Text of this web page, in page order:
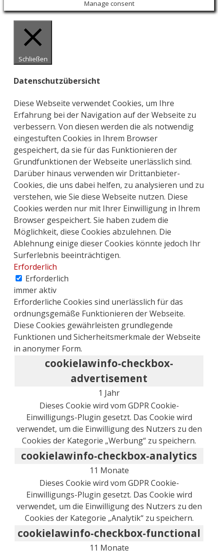
Manage consent
Schließen
Datenschutzübersicht
Diese Webseite verwendet Cookies, um Ihre
Erfahrung bei der Navigation auf der Webseite zu
verbessern. Von diesen werden die als notwendig
eingestuften Cookies in Ihrem Browser
gespeichert, da sie für das Funktionieren der
Grundfunktionen der Webseite unerlässlich sind.
Darüber hinaus verwenden wir Drittanbieter-
Cookies, die uns dabei helfen, zu analysieren und zu
verstehen, wie Sie diese Webseite nutzen. Diese
Cookies werden nur mit Ihrer Einwilligung in Ihrem
Browser gespeichert. Sie haben zudem die
Möglichkeit, diese Cookies abzulehnen. Die
Ablehnung einige dieser Cookies könnte jedoch Ihr
Surferlebnis beeinträchtigen.
Erforderlich
Erforderlich
immer aktiv
Erforderliche Cookies sind unerlässlich für das
ordnungsgemäße Funktionieren der Webseite.
Diese Cookies gewährleisten grundlegende
Funktionen und Sicherheitsmerkmale der Webseite
in anonymer Form.
cookielawinfo-checkbox-
advertisement
1 Jahr
Dieses Cookie wird vom GDPR Cookie-
Einwilligungs-Plugin gesetzt. Das Cookie wird
verwendet, um die Einwilligung des Nutzers zu den
Cookies der Kategorie „Werbung“ zu speichern.
cookielawinfo-checkbox-analytics
11 Monate
Dieses Cookie wird vom GDPR Cookie-
Einwilligungs-Plugin gesetzt. Das Cookie wird
verwendet, um die Einwilligung des Nutzers zu den
Cookies der Kategorie „Analytik“ zu speichern.
cookielawinfo-checkbox-functional
11 Monate